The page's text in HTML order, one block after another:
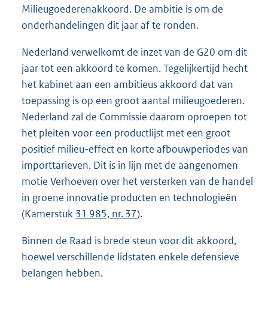
Milieugoederenakkoord. De ambitie is om de
onderhandelingen dit jaar af te ronden.
Nederland verwelkomt de inzet van de G20 om dit
jaar tot een akkoord te komen. Tegelijkertijd hecht
het kabinet aan een ambitieus akkoord dat van
toepassing is op een groot aantal milieugoederen.
Nederland zal de Commissie daarom oproepen tot
het pleiten voor een productlijst met een groot
positief milieu-effect en korte afbouwperiodes van
importtarieven. Dit is in lijn met de aangenomen
motie Verhoeven over het versterken van de handel
in groene innovatie producten en technologieën
(Kamerstuk 31 985, nr. 37).
Binnen de Raad is brede steun voor dit akkoord,
hoewel verschillende lidstaten enkele defensieve
belangen hebben.